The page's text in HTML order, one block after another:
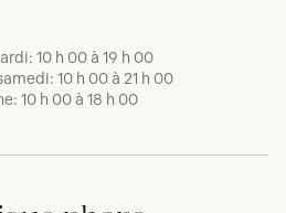
10 h 00 à 19 h 00
10 h 00 à 21 h 00
10 h 00 à 18 h 00